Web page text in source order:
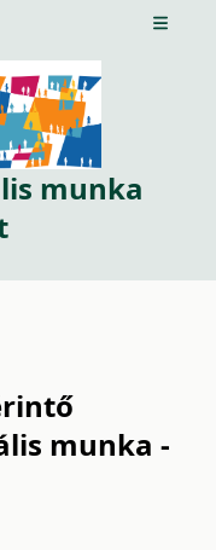
Open
munka
munka -